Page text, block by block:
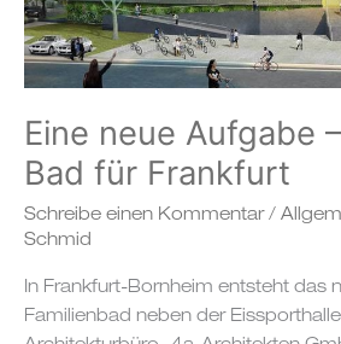
Eine neue Aufgabe
Bad für Frankfurt
Schreibe einen Kommentar /
Schmid
In Frankfurt-Bornheim entsteht das
Familienbad neben der
Bad
für
Frankfurt